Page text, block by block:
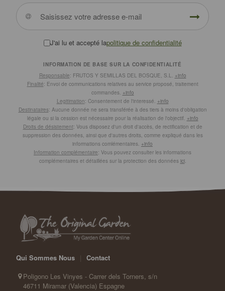
J'ai lu et accepté lapolitique de confidentialité
INFORMATION DE BASE SUR LA CONFIDENTIALITÉ
Responsable: FRUTOS Y SEMILLAS DEL BOSQUE, S.L.
+info
Finalité: Envoi de communications relatives au service proposé, traitement
commandes. +info
Legitimation: Consentement de l'interessé. +info
Destinataires: Aucune donnée ne sera transférée à des tiers à moins d'obligation
légale ou si la cession est nécessaire pour la réalisation de l'objectif. +info
Droits de désistement: Vous disposez d'un droit d'accès, de rectification et de
suppression des données, ainsi que d'autres droits, comme expliqué dans les
informations comlémentaires. +info
Information complémentaire: Vous pouvez consulter les informations
complémentaires et détaillées sur la protection des données ici.
Qui Sommes Nous
Contact
Poligono Les Vinyes - Carrer dels Torners, s/n
46711 Miramar (Valencia) Espagne